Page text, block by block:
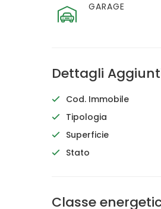
GARAGE
Dettagli
Cod. Immobile
Tipologia
Superficie
Stato
Classe